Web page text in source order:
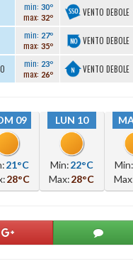
min: 30º
max: 32º VENTO DEBOLE
min: 27º
max: 35º VENTO DEBOLE
min: 23º
max: 26º VENTO DEBOLE
09
21°C
28°C
LUN 10
Min:22°C
Max:28°C
Min: